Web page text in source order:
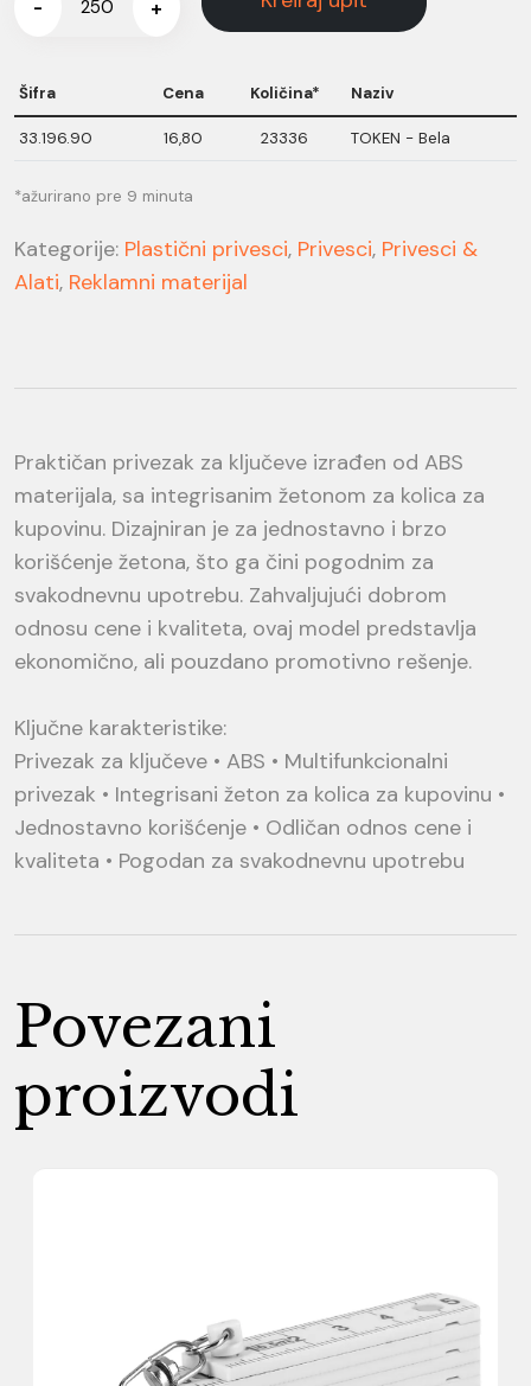
- +
Šifra Cena Količina* Naziv
33.196.90 16,80 23336 TOKEN - Bela
*ažurirano pre 9 minuta
Kategorije: Plastični privesci, Privesci, Privesci &
Alati, Reklamni materijal
Praktičan privezak za ključeve izrađen od ABS
materijala, sa integrisanim žetonom za kolica za
kupovinu. Dizajniran je za jednostavno i brzo
korišćenje žetona, što ga čini pogodnim za
svakodnevnu upotrebu. Zahvaljujući dobrom
odnosu cene i kvaliteta, ovaj model predstavlja
ekonomično, ali pouzdano promotivno rešenje.
Ključne karakteristike:
Privezak za ključeve • ABS • Multifunkcionalni
privezak • Integrisani žeton za kolica za kupovinu •
Jednostavno korišćenje • Odličan odnos cene i
kvaliteta • Pogodan za svakodnevnu upotrebu
Povezani
proizvodi